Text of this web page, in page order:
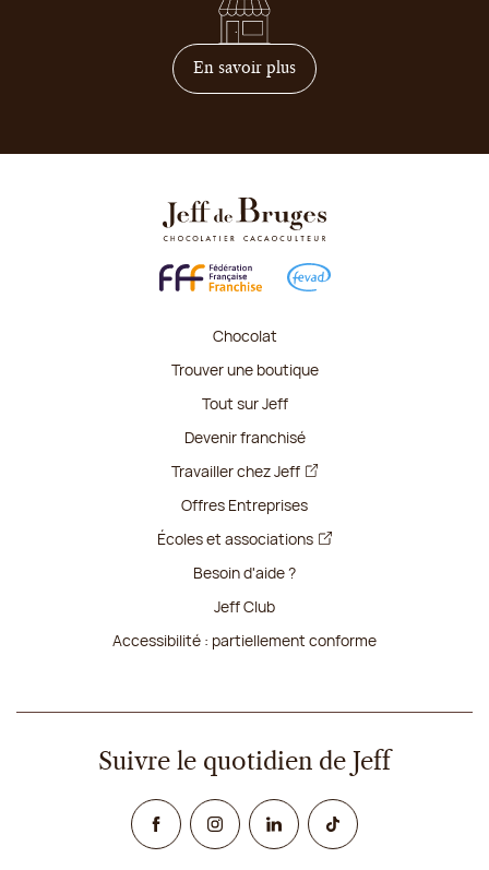
En savoir plussur comment devenir
Chocolat
Trouver une boutique
Tout sur Jeff
Devenir franchisé
Travailler chez Jeff
Offres Entreprises
Écoles et associations
Besoin d'aide ?
Jeff Club
Accessibilité : partiellement conforme
Suivre le quotidien de Jeff
FacebookInstagramLinked InTikTok